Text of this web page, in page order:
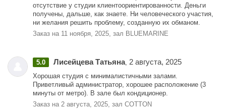
отсутствие у студии клиентоориентированности. Деньги
получены, дальше, как знаете. Ни человеческого участия,
ни желания решить проблему, созданную их обманом.
Заказ на 11 ноября, 2025, зал BLUEMARINE
5.0 Лисейцева Татьяна, 2 августа, 2025
Хорошая студия с минималистичными залами.
Приветливый администратор, хорошее расположение (3
минуты от метро). В зале был кондиционер.
Заказ на 2 августа, 2025, зал COTTON